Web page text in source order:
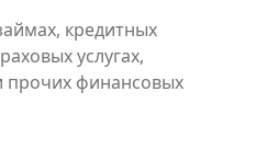
кредитных
услугах,
прочих финансовых